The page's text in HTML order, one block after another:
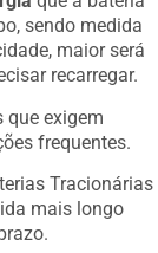
sendo medida
maior será
recarregar.
exigem
frequentes.
Tracionárias
mais longo